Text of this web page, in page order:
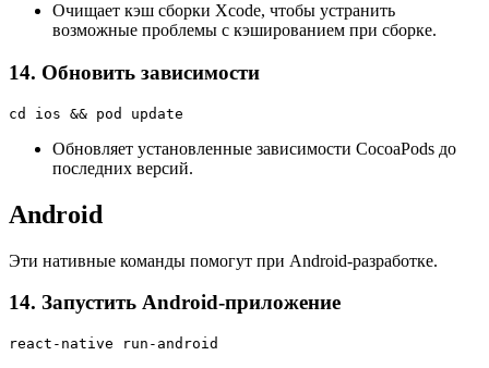
Очищает кэш сборки Xcode, чтобы устранить
возможные проблемы с кэшированием при сборке.
14. Обновить зависимости
cd ios && pod update
Обновляет установленные зависимости CocoaPods до
последних версий.
Android
Эти нативные команды помогут при Android-разработке.
14. Запустить Android-приложение
react-native run-android